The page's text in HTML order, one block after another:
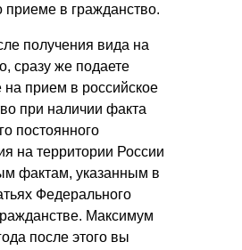
в гражданство.
получения вида на
сразу же подаете
на прием в российское
при наличии факта
постоянного
на территории России
фактам, указанным в
Федерального
Максимум
после этого вы